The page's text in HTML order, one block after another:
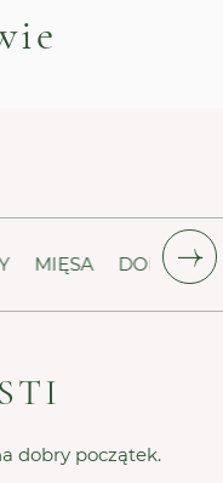
MIĘSA DODATKI
dobry początek.